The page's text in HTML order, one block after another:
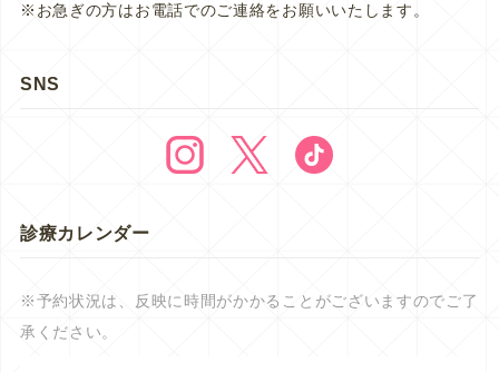
※お急ぎの方はお電話でのご連絡をお願いいたします。
SNS
診療カレンダー
※予約状況は、反映に時間がかかることがございますのでご了
承ください。